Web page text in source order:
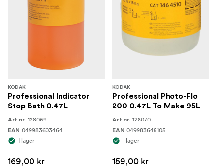
KODAK
Professional Indicator
Stop Bath 0.47L
Art.nr. 128069
EAN 049983603464
I lager
169,00 kr
KODAK
Professional Photo-Flo
200 0.47L To Make 95L
Art.nr. 128070
EAN 049983645105
I lager
159,00 kr